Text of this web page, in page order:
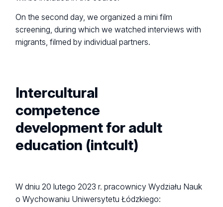
On the second day, we organized a mini film
screening, during which we watched interviews with
migrants, filmed by individual partners.
Intercultural
competence
development for adult
education (intcult)
W dniu 20 lutego 2023 r. pracownicy Wydziału Nauk
o Wychowaniu Uniwersytetu Łódzkiego: